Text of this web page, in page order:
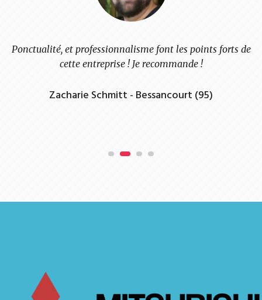
Pompe à chaleur installer sans problème, je tiens à
préciser que cette entreprise a les agréments nécessaires .
Claire Costa - Argenteuil (95)